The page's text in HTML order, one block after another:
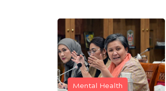
Mental Health